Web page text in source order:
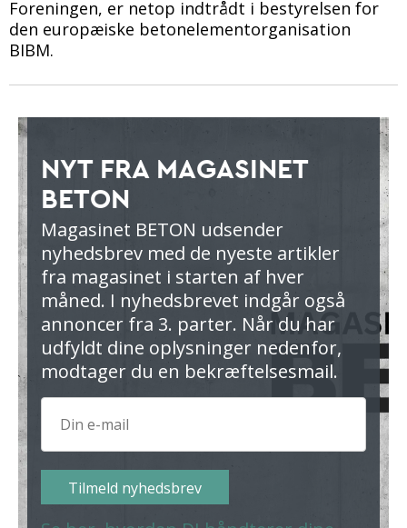
Foreningen, er netop indtrådt i bestyrelsen for
den europæiske betonelementorganisation
BIBM.
NYT FRA MAGASINET
BETON
Magasinet BETON udsender
nyhedsbrev med de nyeste artikler
fra magasinet i starten af hver
måned. I nyhedsbrevet indgår også
annoncer fra 3. parter. Når du har
udfyldt dine oplysninger nedenfor,
modtager du en bekræftelsesmail.
Tilmeld nyhedsbrev